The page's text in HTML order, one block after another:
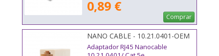
0,89 €
Comprar
NANO CABLE - 10.21.0401-OEM
Adaptador RJ45 Nanocable